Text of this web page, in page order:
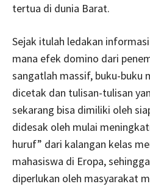
tertua di dunia Barat.
Sejak itulah ledakan
mana efek domino dari
sangatlah massif, buku-buku
dicetak dan tulisan-tulisan
sekarang bisa dimiliki oleh
didesak oleh mulai
huruf” dari kalangan kelas
mahasiswa di Eropa,
diperlukan oleh masyarakat